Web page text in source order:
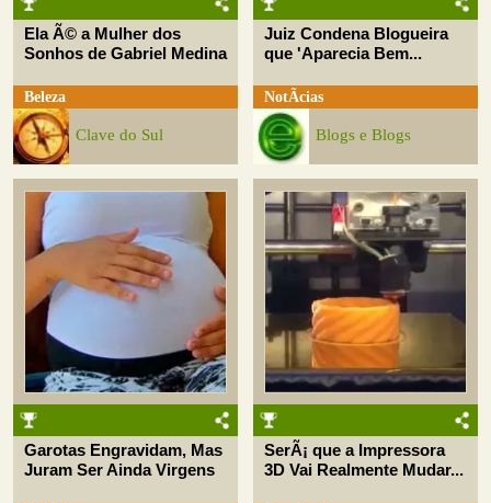
Ela Ã© a Mulher dos
Sonhos de Gabriel Medina
Beleza
Clave do Sul
Juiz Condena Blogueira
que 'Aparecia Bem...
NotÃ­cias
Blogs e Blogs
Garotas Engravidam, Mas
Juram Ser Ainda Virgens
SerÃ¡ que a Impressora
3D Vai Realmente Mudar...